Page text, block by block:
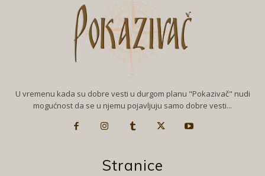
U vremenu kada su dobre vesti u durgom planu "Pokazivač" nudi
mogućnost da se u njemu pojavljuju samo dobre vesti...
Stranice